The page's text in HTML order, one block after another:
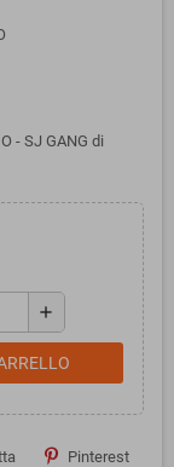
- SJ GANG di
add
Pinterest